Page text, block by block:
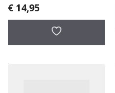
€ 14,95